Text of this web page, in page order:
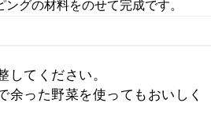
グの材料をのせて完成です。
してください。
余った野菜を使ってもおいしく